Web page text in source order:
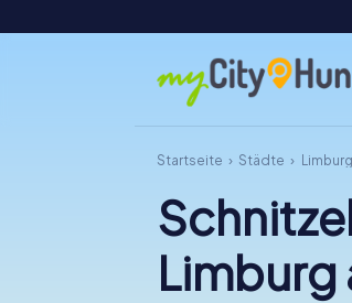
Startseite Städte
Limburg